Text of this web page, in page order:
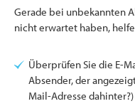
Gerade bei unbekannten
nicht erwartet haben,
Überprüfen Sie die E-
Absender, der
Mail-Adresse dahinter?)